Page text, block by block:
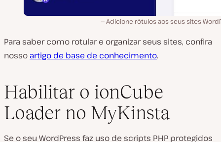
Adicione rótulos aos seus sites
Para saber como rotular e organizar seus sites, confira
nosso artigo de base de conhecimento.
Habilitar o ionCube
Loader no MyKinsta
Se o seu WordPress faz uso de scripts PHP protegidos